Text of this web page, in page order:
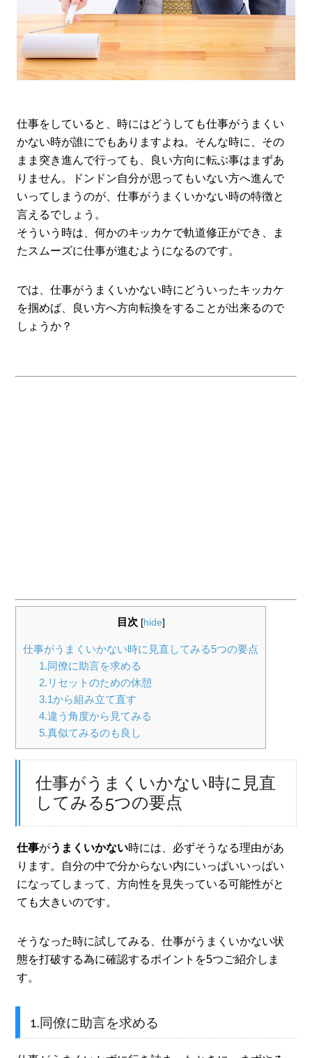
仕事をしていると、時にはどうしても仕事がうまくい
かない時が誰にでもありますよね。そんな時に、その
まま突き進んで行っても、良い方向に転ぶ事はまずあ
りません。ドンドン自分が思ってもいない方へ進んで
いってしまうのが、仕事がうまくいかない時の特徴と
言えるでしょう。
そういう時は、何かのキッカケで軌道修正ができ、ま
たスムーズに仕事が進むようになるのです。
では、仕事がうまくいかない時にどういったキッカケ
を掴めば、良い方へ方向転換をすることが出来るので
しょうか？
目次 [hide]
仕事がうまくいかない時に見直してみる5つの要点
1.同僚に助言を求める
2.リセットのための休憩
3.1から組み立て直す
4.違う角度から見てみる
5.真似てみるのも良し
仕事がうまくいかない時に見直
してみる5つの要点
仕事がうまくいかない時には、必ずそうなる理由があ
ります。自分の中で分からない内にいっぱいいっぱい
になってしまって、方向性を見失っている可能性がと
ても大きいのです。
そうなった時に試してみる、仕事がうまくいかない状
態を打破する為に確認するポイントを5つご紹介しま
す。
1.同僚に助言を求める